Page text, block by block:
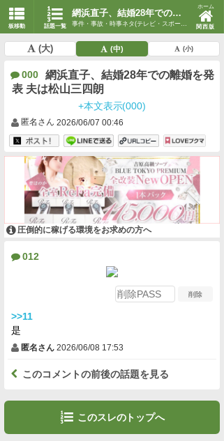
板移動 話題一覧
網浜直子、結婚28年での離婚を発表 夫は松山三四朗
事件・事故・時事ネタ(テレビ・スポーツ・時事)
ホーム
関西版
(大) (中) (小)
000
網浜直子、結婚28年での離婚を発
表 夫は松山三四朗
+本文表示(000)
匿名さん 2026/06/07 00:46
圧倒的に稼げる環境をお求めの方へ
012
>>11
是
匿名さん 2026/06/08 17:53
このコメントの前後の話題を見る
このスレのトップへ